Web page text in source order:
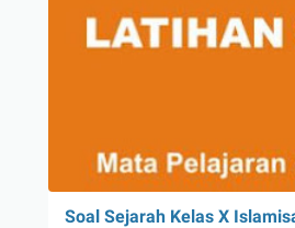
Soal Sejarah Kelas X